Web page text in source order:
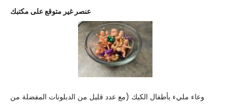
عنصر غير متوقع على مكتبك
وعاء مليء بأطفال الكيك (مع عدد قليل من الدبلونات المفضلة من